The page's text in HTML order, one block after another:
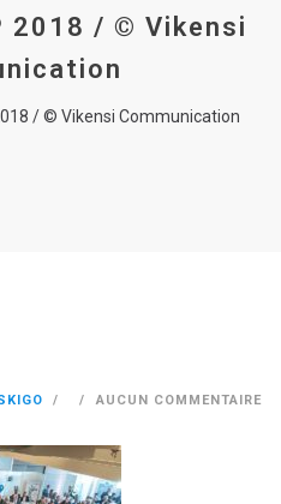
2018 / © Vikensi
/ © Vikensi Communication
AUCUN COMMENTAIRE